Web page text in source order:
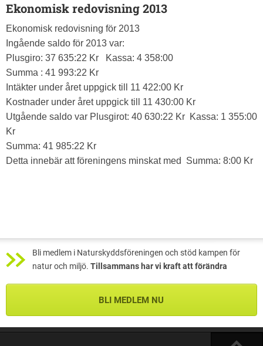
Ekonomisk redovisning 2013
Ekonomisk redovisning för 2013
Ingående saldo för 2013 var:
Plusgiro: 37 635:22 Kr Kassa: 4 358:00
Summa : 41 993:22 Kr
Intäkter under året uppgick till 11 422:00 Kr
Kostnader under året uppgick till 11 430:00 Kr
Utgående saldo var Plusgirot: 40 630:22 Kr Kassa: 1 355:00
Kr
Summa: 41 985:22 Kr
Detta innebär att föreningens minskat med Summa: 8:00 Kr
Bli medlem i Naturskyddsföreningen och stöd kampen för
natur och miljö. Tillsammans har vi kraft att förändra
BLI MEDLEM NU